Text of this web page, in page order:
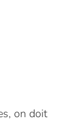
on doit